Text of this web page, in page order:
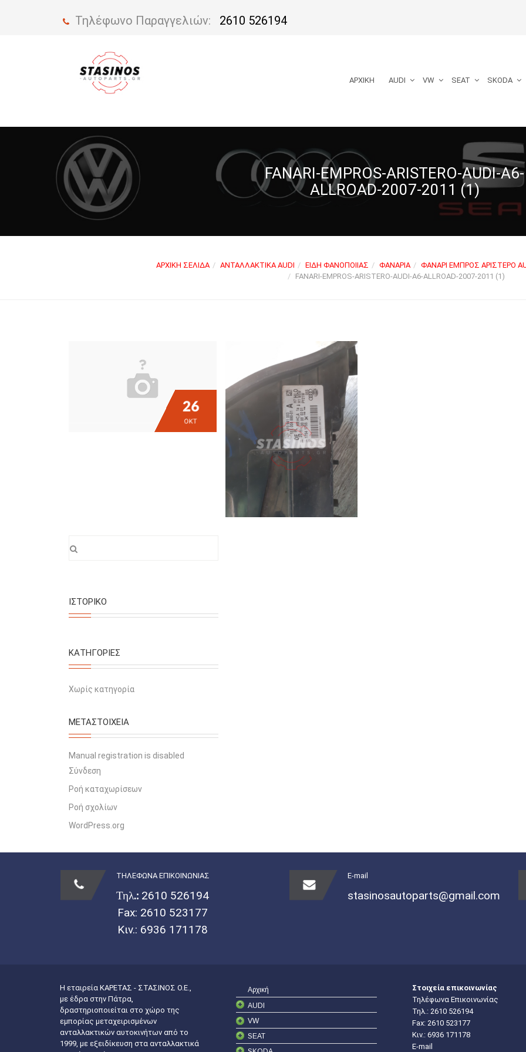
Τηλέφωνο Παραγγελιών: 2610 526194
ΑΡΧΙΚΉ AUDI VW SEAT SKODA
FANARI-EMPROS-ARISTERO-AUDI-A6-
ALLROAD-2007-2011 (1)
ΑΡΧΙΚΉ ΣΕΛΊΔΑ ΑΝΤΑΛΛΑΚΤΙΚΆ AUDI ΕΊΔΗ ΦΑΝΟΠΟΙΊΑΣ ΦΑΝΆΡΙΑ
ΦΑΝΆΡΙ ΕΜΠΡΌΣ ΑΡΙΣΤΕΡΌ
FANARI-EMPROS-ARISTERO-AUDI-A6-ALLROAD-2007-2011 (1)
26
ΟΚΤ
ΙΣΤΟΡΙΚΌ
KΑΤΗΓΟΡΊΕΣ
Χωρίς κατηγορία
ΜΕΤΑΣΤΟΙΧΕΊΑ
Manual registration is disabled
Σύνδεση
Ροή καταχωρίσεων
Ροή σχολίων
WordPress.org
ΤΗΛΕΦΩΝΑ ΕΠΙΚΟΙΝΩΝΙΑΣ
Τηλ.: 2610 526194
Fax: 2610 523177
Κιν.: 6936 171178
E-mail
stasinosautoparts@gmail.com
Η εταιρεία ΚΑΡΕΤΑΣ - ΣΤΑΣΙΝΟΣ Ο.Ε.,
με έδρα στην Πάτρα,
δραστηριοποιείται στο χώρο της
εμπορίας μεταχειρισμένων
ανταλλακτικών αυτοκινήτων από το
1999, με εξειδίκευση στα ανταλλακτικά
Αρχική
AUDI
VW
SEAT
Στοιχεία επικοινωνίας
Τηλέφωνα Επικοινωνίας
Τηλ.: 2610 526194
Fax: 2610 523177
Κιν.: 6936 171178
E-mail